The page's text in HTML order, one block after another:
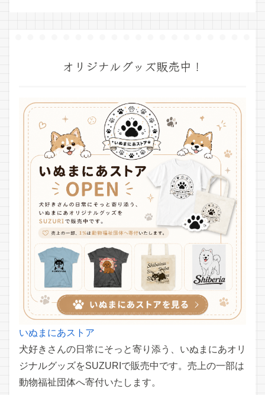
オリジナルグッズ販売中！
いぬまにあストア
犬好きさんの日常にそっと寄り添う、いぬまにあオリ
ジナルグッズをSUZURIで販売中です。売上の一部は
動物福祉団体へ寄付いたします。